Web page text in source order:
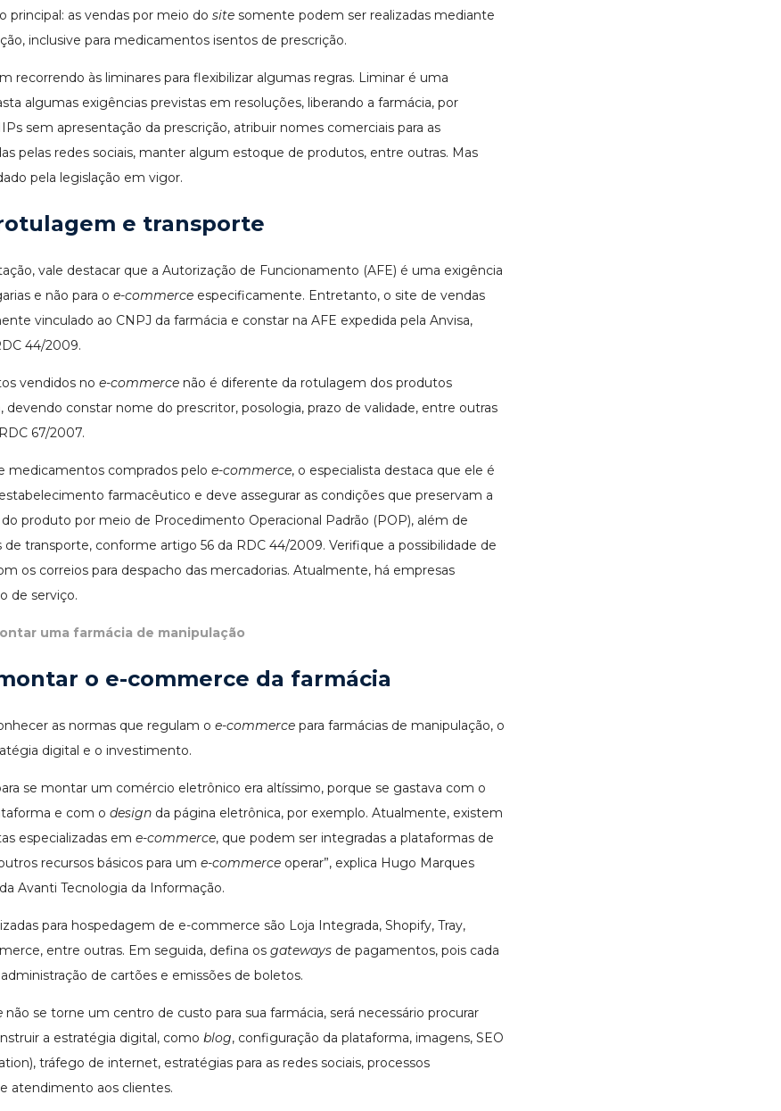
principal: as vendas por meio do site somente podem ser realizadas mediante
inclusive para medicamentos isentos de prescrição.
recorrendo às liminares para flexibilizar algumas regras. Liminar é uma
algumas exigências previstas em resoluções, liberando a farmácia, por
sem apresentação da prescrição, atribuir nomes comerciais para as
pelas redes sociais, manter algum estoque de produtos, entre outras. Mas
pela legislação em vigor.
e transporte
vale destacar que a Autorização de Funcionamento (AFE) é uma exigência
e não para o e-commerce especificamente. Entretanto, o site de vendas
vinculado ao CNPJ da farmácia e constar na AFE expedida pela Anvisa,
44/2009.
vendidos no e-commerce não é diferente da rotulagem dos produtos
devendo constar nome do prescritor, posologia, prazo de validade, entre outras
67/2007.
medicamentos comprados pelo e-commerce, o especialista destaca que ele é
farmacêutico e deve assegurar as condições que preservam a
produto por meio de Procedimento Operacional Padrão (POP), além de
de transporte, conforme artigo 56 da RDC 44/2009. Verifique a possibilidade de
os correios para despacho das mercadorias. Atualmente, há empresas
de serviço.
uma farmácia de manipulação
o e-commerce da farmácia
as normas que regulam o e-commerce para farmácias de manipulação, o
digital e o investimento.
se montar um comércio eletrônico era altíssimo, porque se gastava com o
e com o design da página eletrônica, por exemplo. Atualmente, existem
especializadas em e-commerce, que podem ser integradas a plataformas de
recursos básicos para um e-commerce operar”, explica Hugo Marques
Avanti Tecnologia da Informação.
para hospedagem de e-commerce são Loja Integrada, Shopify, Tray,
entre outras. Em seguida, defina os gateways de pagamentos, pois cada
de cartões e emissões de boletos.
não se torne um centro de custo para sua farmácia, será necessário procurar
a estratégia digital, como blog, configuração da plataforma, imagens, SEO
tráfego de internet, estratégias para as redes sociais, processos
atendimento aos clientes.